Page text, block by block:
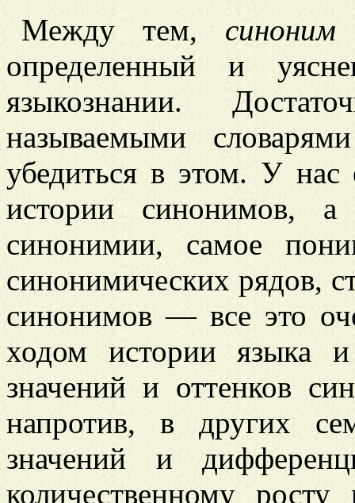
Между тем,
определенный и
языкознании.
называемыми
убедиться в этом. У нас
истории синонимов, а
синонимии, самое
синонимических рядов,
синонимов — все это
ходом истории языка
значений и оттенков
напротив, в других
значений и
количественному